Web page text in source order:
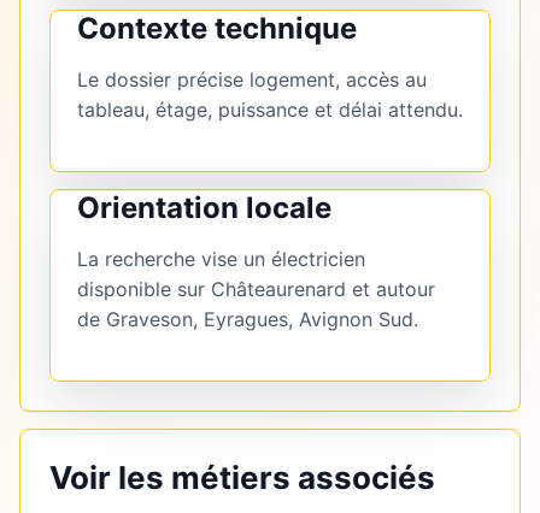
Contexte technique
Le dossier précise logement, accès au
tableau, étage, puissance et délai attendu.
Orientation locale
La recherche vise un électricien
disponible sur Châteaurenard et autour
de Graveson, Eyragues, Avignon Sud.
Voir les métiers associés